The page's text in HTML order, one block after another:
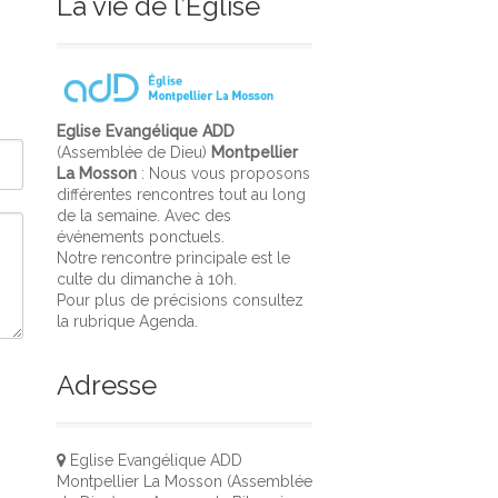
Eglise Evangélique ADD
(Assemblée de Dieu) Montpellier
La Mosson : Nous vous proposons
différentes rencontres tout au long
de la semaine. Avec des
événements ponctuels.
Notre rencontre principale est le
culte du dimanche à 10h.
Pour plus de précisions consultez
la rubrique Agenda.
Adresse
Eglise Evangélique ADD
Montpellier La Mosson (Assemblée